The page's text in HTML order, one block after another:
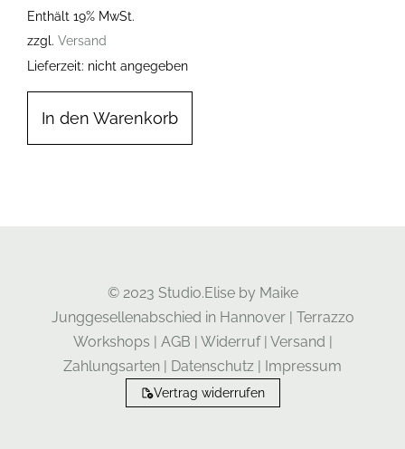
Enthält 19% MwSt.
zzgl. Versand
Lieferzeit: nicht angegeben
In den Warenkorb
© 2023 Studio.Elise by Maike
Junggesellenabschied in Hannover| Terrazzo
Workshops | AGB | Widerruf| Versand |
Zahlungsarten | Datenschutz | Impressum
Vertrag widerrufen